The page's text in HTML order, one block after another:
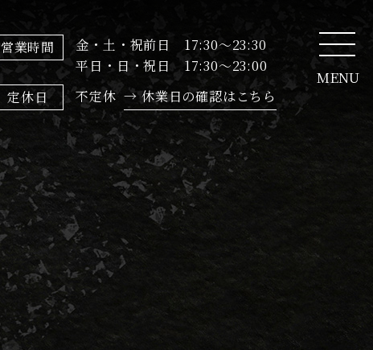
営業時間
金・土・祝前日 17:30～23:30
平日・日・祝日 17:30～23:00
定休日
不定休→ 休業日の確認はこちら
MENU